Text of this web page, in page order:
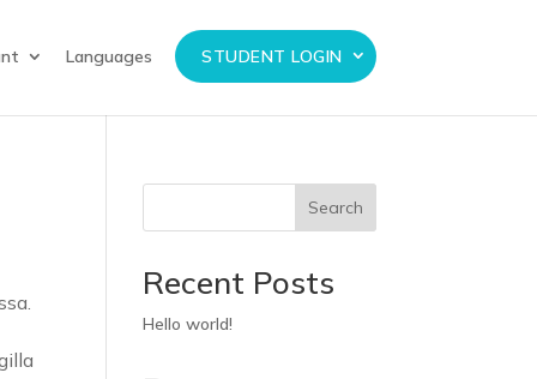
Languages STUDENT LOGIN
Search
Recent Posts
Hello world!